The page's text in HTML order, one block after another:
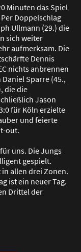
Minuten das Spiel
Doppelschlag
Ullmann (29.) die
sich weiter
aufmerksam. Die
Dennis
nichts anbrennen
Sparre (45.,
die die
ßlich Jason
für Köln erzielte
und feierte
out.
uns. Die Jungs
gespielt.
allen drei Zonen.
ist ein neuer Tag.
Drittel der